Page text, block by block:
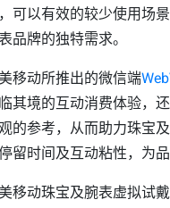
可以有效的较少使用场
品牌的独特需求。
移动所推出的微信端
其境的互动消费体验，
的参考，从而助力珠宝
留时间及互动粘性，为
移动珠宝及腕表虚拟试